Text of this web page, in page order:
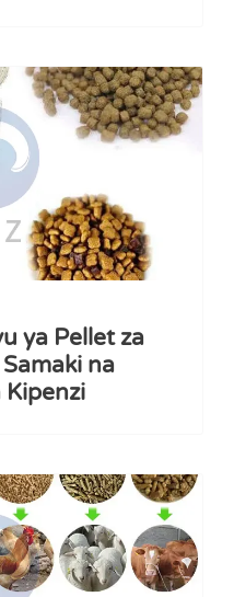
ya Pellet za
na
Kipenzi